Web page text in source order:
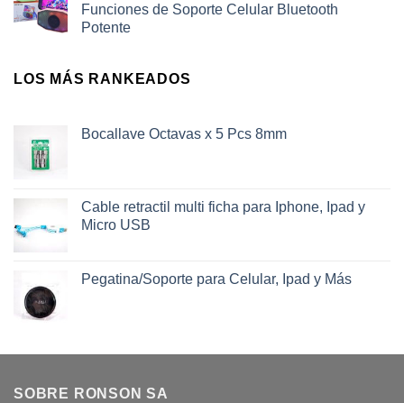
Funciones de Soporte Celular Bluetooth
Potente
LOS MÁS RANKEADOS
Bocallave Octavas x 5 Pcs 8mm
Cable retractil multi ficha para Iphone, Ipad y
Micro USB
Pegatina/Soporte para Celular, Ipad y Más
SOBRE RONSON SA